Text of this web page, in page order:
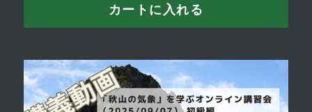
カートに入れる